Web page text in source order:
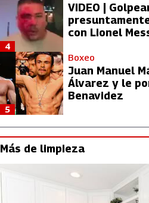
VIDEO |
con Lionel
4
Boxeo
Juan Manuel
Álvarez y le
Benavidez
5
Más de limpieza